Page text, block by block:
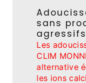
sans
agressifs
Les
CLIM
alternative
les ions